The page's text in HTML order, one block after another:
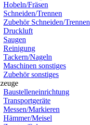
Hobeln/Fräsen
Schneiden/Trennen
Zubehör Schneiden/Trennen
Druckluft
Saugen
Reinigung
Tackern/Nageln
Maschinen sonstiges
Zubehör sonstiges
Baustelleneinrichtung
Transportgeräte
Messen/Markieren
Hämmer/Meisel